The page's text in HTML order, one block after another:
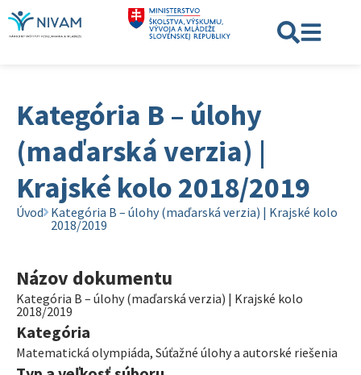
Kategória B – úlohy
(maďarská verzia) |
Krajské kolo 2018/2019
Úvod Kategória B – úlohy (maďarská verzia) | Krajské kolo
2018/2019
Názov dokumentu
Kategória B – úlohy (maďarská verzia) | Krajské kolo
2018/2019
Kategória
Matematická olympiáda, Súťažné úlohy a autorské riešenia